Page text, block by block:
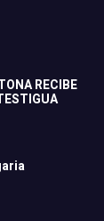
RECIBE